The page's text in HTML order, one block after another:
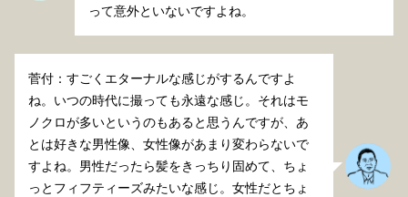
って意外といないですよね。
菅付：すごくエターナルな感じがするんですよ
ね。いつの時代に撮っても永遠な感じ。それはモ
ノクロが多いというのもあると思うんですが、あ
とは好きな男性像、女性像があまり変わらないで
すよね。男性だったら髪をきっちり固めて、ちょ
っとフィフティーズみたいな感じ。女性だとちょ